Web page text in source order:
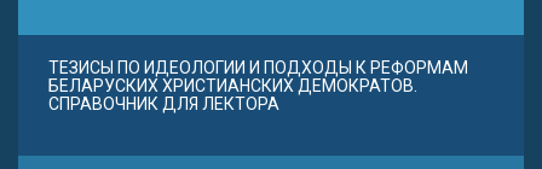
ТЕЗИСЫ ПО ИДЕОЛОГИИ И ПОДХОДЫ К РЕФОРМАМ
БЕЛАРУСКИХ ХРИСТИАНСКИХ ДЕМОКРАТОВ.
СПРАВОЧНИК ДЛЯ ЛЕКТОРА